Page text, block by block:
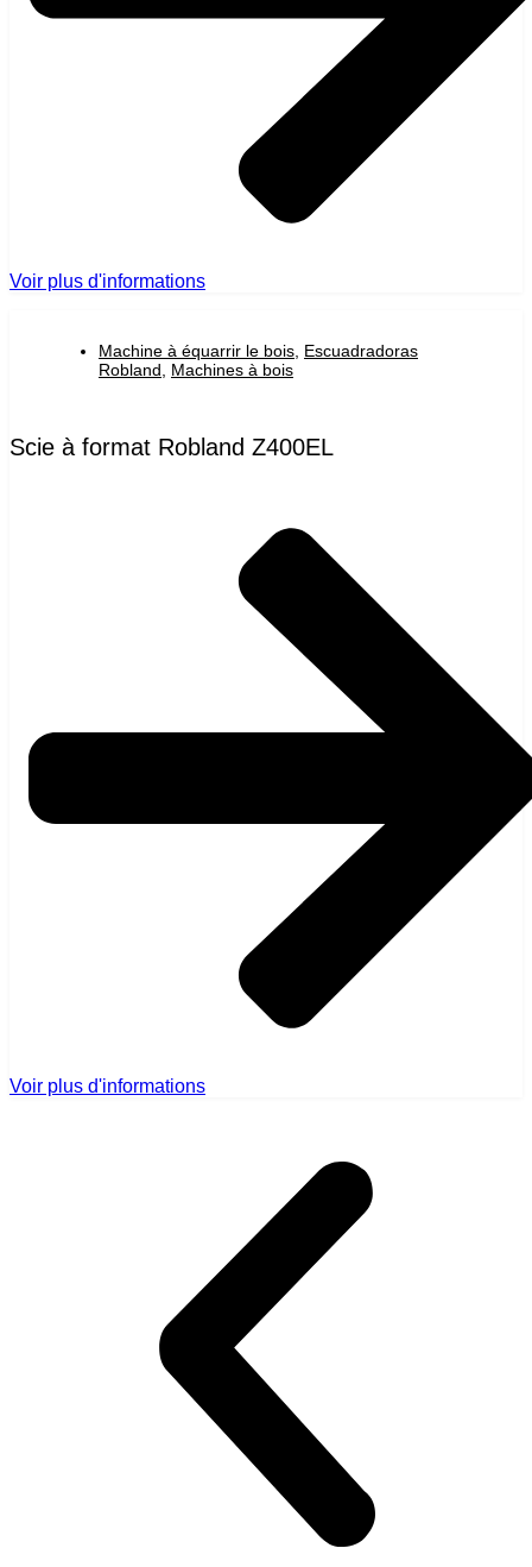
Voir plus d'informations
Machine à équarrir le bois Escuadradoras
Robland
Machines à bois
Scie à format Robland Z400EL
Voir plus d'informations